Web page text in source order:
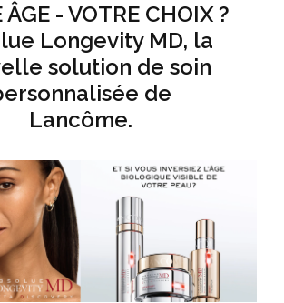
ÂGE - VOTRE CHOIX ?
Longevity MD, la
solution de soin
de
Lancôme.